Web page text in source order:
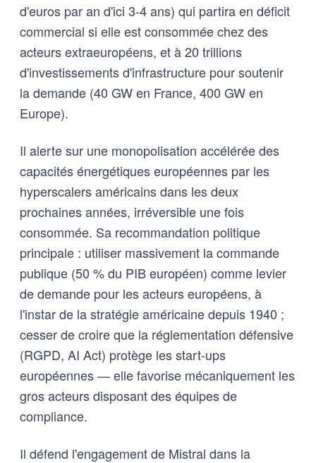
d'euros par an d'ici 3-4 ans) qui partira en déficit
commercial si elle est consommée chez des
acteurs extraeuropéens, et à 20 trillions
d'investissements d'infrastructure pour soutenir
la demande (40 GW en France, 400 GW en
Europe).
Il alerte sur une monopolisation accélérée des
capacités énergétiques européennes par les
hyperscalers américains dans les deux
prochaines années, irréversible une fois
consommée. Sa recommandation politique
principale : utiliser massivement la commande
publique (50 % du PIB européen) comme levier
de demande pour les acteurs européens, à
l'instar de la stratégie américaine depuis 1940 ;
cesser de croire que la réglementation défensive
(RGPD, AI Act) protège les start-ups
européennes — elle favorise mécaniquement les
gros acteurs disposant des équipes de
compliance.
Il défend l'engagement de Mistral dans la